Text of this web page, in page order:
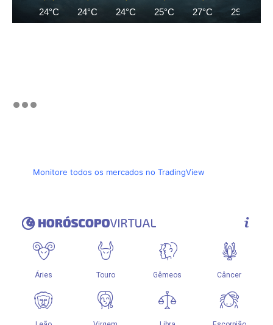
24°C 24°C 24°C 25°C 27°C 29°C
Monitore todos os mercados no TradingView